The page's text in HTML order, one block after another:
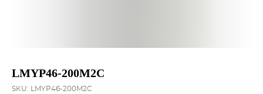
LMYP46-200M2C
SKU: LMYP46-200M2C